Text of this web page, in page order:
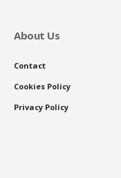
About Us
Contact
Cookies Policy
Privacy Policy